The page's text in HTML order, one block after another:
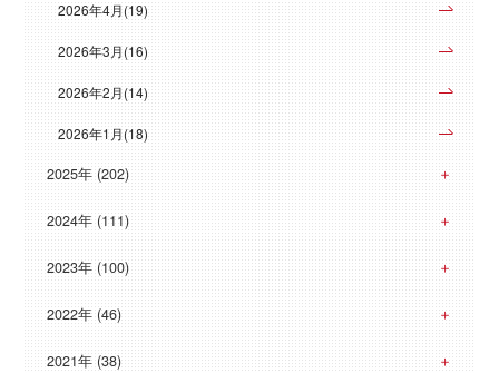
2026年4月(19)
2026年3月(16)
2026年2月(14)
2026年1月(18)
2025年 (202)
2024年 (111)
2023年 (100)
2022年 (46)
2021年 (38)